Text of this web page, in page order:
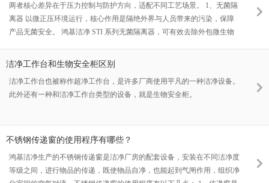
系统，广泛用于制药、医疗、卫生、生物试验等场所的常温表面灭菌。具
体工作步骤如下： 第一步：密闭隔离，筑牢安全防线。将待传递物品放
入传递窗后，关闭一侧门，设备的电磁门连锁系统会立即启动，确保两侧
门无法同时开启，彻底阻断不同功能间的空气对流；同时密闭系统同步运
行，使传递窗内部形成密闭空间，防止后续灭菌介质泄漏，为灭菌提供稳
DNA结构，实现高效灭菌，整个过程可通过人机界面（HMI）实时监
控、调节参数。 第三步：除残放行，保障使用安全。灭菌完成后，除残
留系统启动，结合无菌送风系统的高效过滤气流，将腔内多余的过氧化氢
蒸汽快速降解、排出，分解产物为水和氧气，无任何化学残留，且残留浓
度可降至安全阈值。待残留检测达标后，连锁系统解锁另一侧门，即可取
两者核心差异在于压力控制与防护方向，适配不同工艺场景。 1、无菌隔
离器 以微正压环境运行，核心作用是隔绝外界与人员带来的污染，保障
产品无菌安全。 鸿基洁净 STI 系列无菌隔离器，可有效去除外包微生物
备搭载专用 VHP 过氧化氢灭菌器、灭菌残除系统、无菌送风系统、密闭
全等级设计，助力药品合规放行，同时降低厂区环境运行成本，广泛应用
于制药、医疗、卫生、生物试验等领域的各类无菌隔离作业。 2、负压隔
保护操作人员与外部环境。 鸿基洁净负压隔离器主要由操作舱、连续套
袋系统、RTP 阀系统、智能控制系统、清洗灭菌系统、废液收集模块等组
洁净工作台和生物安全柜区别
洁净工作台也被称作超净工作台，是许多厂商使用平凡的一种洁净设备。
此外还有一种和洁净工作台类型的设备，就是生物安全柜。
不锈钢传递窗的使用程序有哪些？
鸿基洁净生产的不锈钢传递窗是洁净厂房的配套设备，安装在不同洁净度
等级之间，进行物品的传递，既使物品自净，也能起到气闸作用，组织净